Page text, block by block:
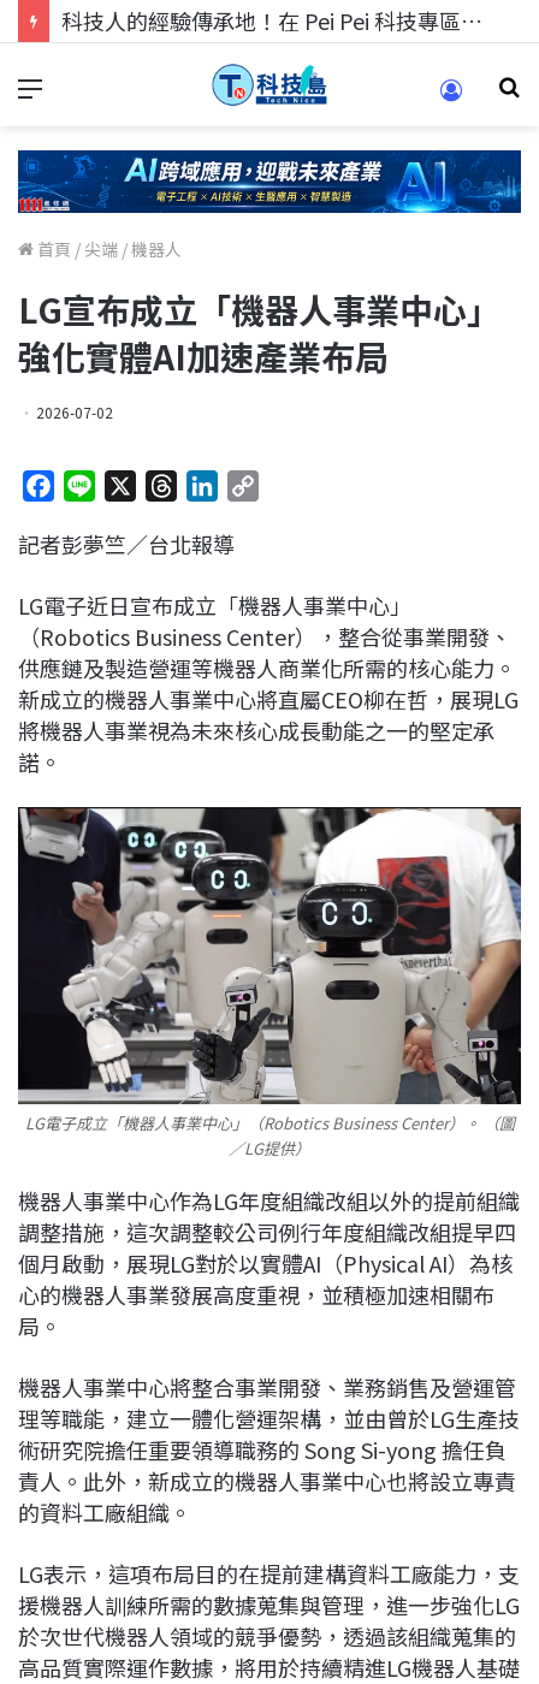
科技人找工作，就到TECH+ 科技專區!
首頁 /尖端 /機器人
LG宣布成立「機器人事業中心」
強化實體AI加速產業布局
2026-07-02
c
b
o
o
k
n
r
a
d
s
n
d
I
n
L
i
n
k
記者彭夢竺／台北報導
LG電子近日宣布成立「機器人事業中心」
（Robotics Business Center），整合從事業開發、
供應鏈及製造營運等機器人商業化所需的核心能力。
新成立的機器人事業中心將直屬CEO柳在哲，展現LG
將機器人事業視為未來核心成長動能之一的堅定承
諾。
LG電子成立「機器人事業中心」（Robotics Business Center）。 （圖
／LG提供）
機器人事業中心作為LG年度組織改組以外的提前組織
調整措施，這次調整較公司例行年度組織改組提早四
個月啟動，展現LG對於以實體AI（Physical AI）為核
心的機器人事業發展高度重視，並積極加速相關布
局。
機器人事業中心將整合事業開發、業務銷售及營運管
理等職能，建立一體化營運架構，並由曾於LG生產技
術研究院擔任重要領導職務的 Song Si-yong 擔任負
責人。此外，新成立的機器人事業中心也將設立專責
的資料工廠組織。
LG表示，這項布局目的在提前建構資料工廠能力，支
援機器人訓練所需的數據蒐集與管理，進一步強化LG
於次世代機器人領域的競爭優勢，透過該組織蒐集的
高品質實際運作數據，將用於持續精進LG機器人基礎